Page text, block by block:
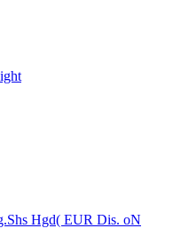
Hgd( EUR Dis. oN